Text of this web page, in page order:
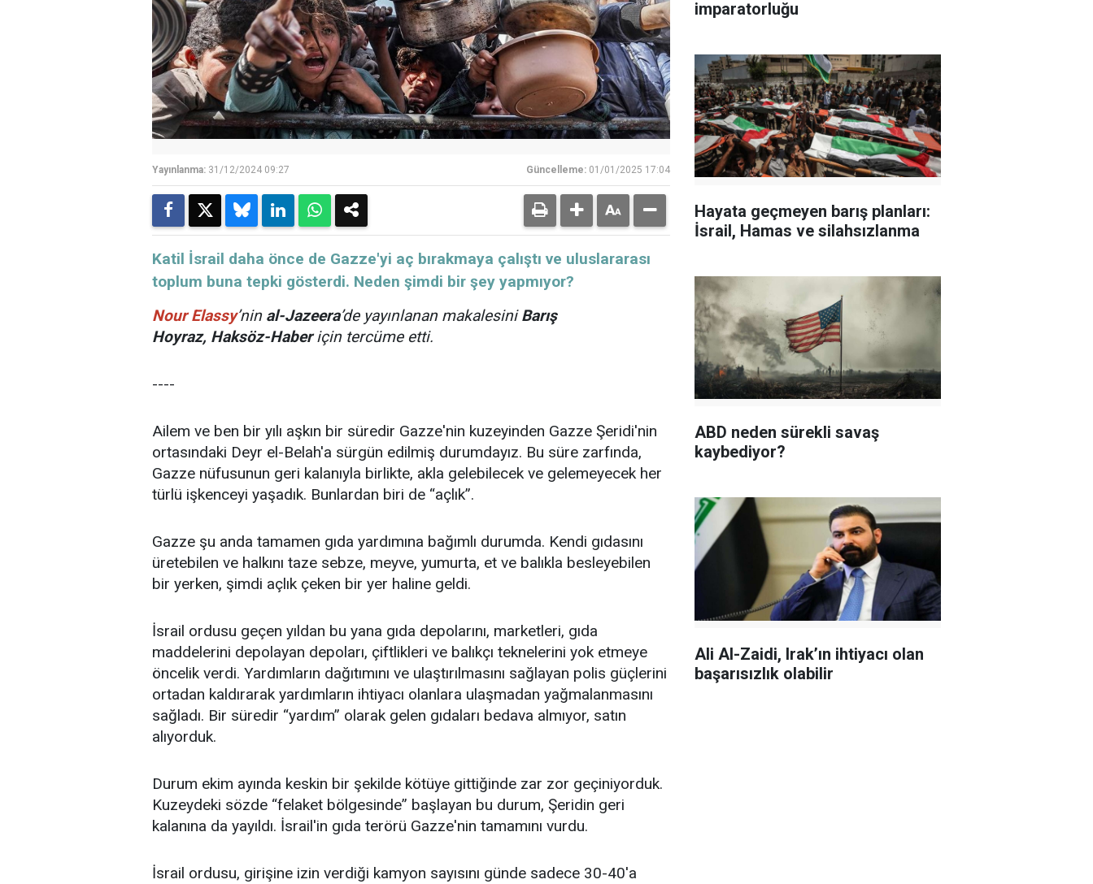
Yayınlanma: 31/12/2024 09:27 Güncelleme: 01/01/2025 17:04
Katil İsrail daha önce de Gazze'yi aç bırakmaya çalıştı ve uluslararası
toplum buna tepki gösterdi. Neden şimdi bir şey yapmıyor?
Nour Elassy’nin al-Jazeera’de yayınlanan makalesiniBarış
Hoyraz, Haksöz-Haberiçin tercüme etti.
----
Ailem ve ben bir yılı aşkın bir süredir Gazze'nin kuzeyinden Gazze Şeridi'nin
ortasındaki Deyr el-Belah'a sürgün edilmiş durumdayız. Bu süre zarfında,
Gazze nüfusunun geri kalanıyla birlikte, akla gelebilecek ve gelemeyecek her
türlü işkenceyi yaşadık. Bunlardan biri de “açlık”.
Gazze şu anda tamamen gıda yardımına bağımlı durumda. Kendi gıdasını
üretebilen ve halkını taze sebze, meyve, yumurta, et ve balıkla besleyebilen
bir yerken, şimdi açlık çeken bir yer haline geldi.
İsrail ordusu geçen yıldan bu yana gıda depolarını, marketleri, gıda
maddelerini depolayan depoları, çiftlikleri ve balıkçı teknelerini yok etmeye
öncelik verdi. Yardımların dağıtımını ve ulaştırılmasını sağlayan polis güçlerini
ortadan kaldırarak yardımların ihtiyacı olanlara ulaşmadan yağmalanmasını
sağladı. Bir süredir “yardım” olarak gelen gıdaları bedava almıyor, satın
alıyorduk.
Durum ekim ayında keskin bir şekilde kötüye gittiğinde zar zor geçiniyorduk.
Kuzeydeki sözde “felaket bölgesinde” başlayan bu durum, Şeridin geri
kalanına da yayıldı. İsrail'in gıda terörü Gazze'nin tamamını vurdu.
İsrail ordusu, girişine izin verdiği kamyon sayısını günde sadece 30-40'a
imparatorluğu
Hayata geçmeyen barış planları:
İsrail, Hamas ve silahsızlanma
ABD neden sürekli savaş
kaybediyor?
Ali Al-Zaidi, Irak’ın ihtiyacı olan
başarısızlık olabilir